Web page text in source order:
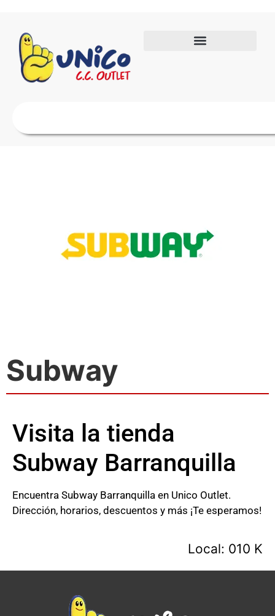
Subway
Visita la tienda
Subway Barranquilla
Encuentra Subway Barranquilla en Unico Outlet.
Dirección, horarios, descuentos y más ¡Te esperamos!
Local: 010 K